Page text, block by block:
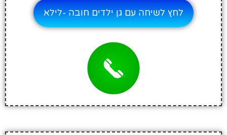
לחץ לשיחה עם גן ילדים חובה -לילא